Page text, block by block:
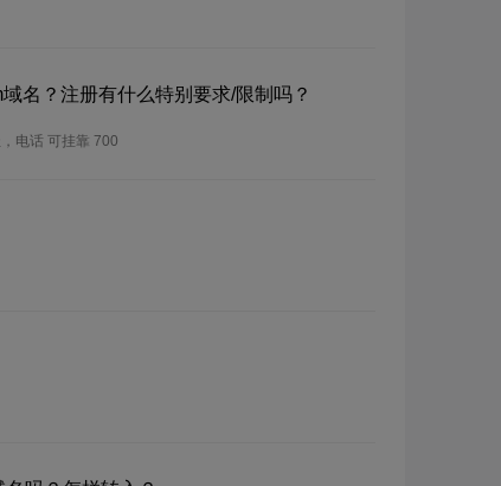
名？注册有什么特别要求/限制吗？
电话 可挂靠 700